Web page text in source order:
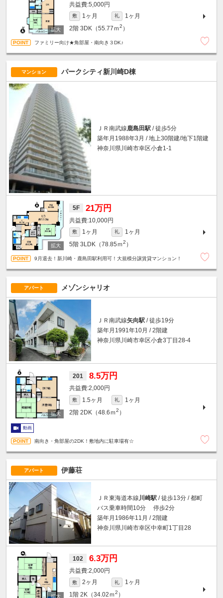
5,000円
敷 1ヶ月 礼
1ヶ月
2階 3DK（55.77ｍ2 ）
ファミリー向け★角部屋・南向き３DK♪
マンション パークシティ新川崎D棟
ＪＲ南武線鹿島田駅 / 徒歩5分
築年月1988年3月 / 地上30階建/地下1階建
神奈川県川崎市幸区小倉1-1
5F 21万円
10,000円
敷 1ヶ月 礼
1ヶ月
5階 3LDK（78.85ｍ2 ）
9月退去！新川崎・鹿島田駅利用可！大規模分譲賃貸マンション！
アパート メゾンシャリオ
ＪＲ南武線矢向駅 / 徒歩19分
築年月1991年10月 / 2階建
神奈川県川崎市幸区小倉3丁目28-4
201 8.5万円
2,000円
敷 1.5ヶ月 礼
1ヶ月
2階 2DK（48.6ｍ2 ）
動画
南向き・角部屋の2DK！敷地内に駐車場有☆
アパート 伊藤荘
ＪＲ東海道本線 川崎駅 / 徒歩13分 / 都町
バス乗車時間10分 停歩2分
築年月1986年11月 / 2階建
神奈川県川崎市幸区中幸町1丁目28
102 6.3万円
2,000円
敷 2ヶ月 礼
1ヶ月
1階 2K（34.02ｍ2 ）